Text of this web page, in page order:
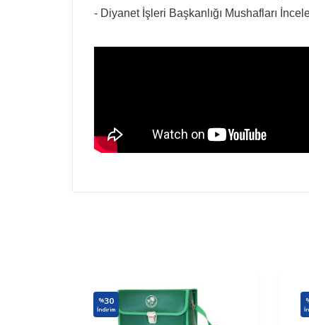
- Diyanet İşleri Başkanlığı Mushafları
%30
İndirim